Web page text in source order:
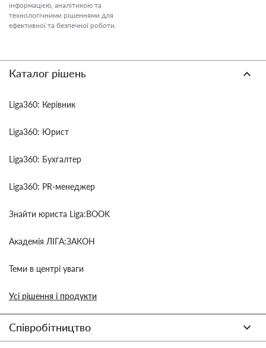
інформацією, аналітикою та
технологічними рішеннями для
ефективної та безпечної роботи.
Каталог рішень
Liga360: Керівник
Liga360: Юрист
Liga360: Бухгалтер
Liga360: PR-менеджер
Знайти юриста Liga:BOOK
Академія ЛІГА:ЗАКОН
Теми в центрі уваги
Усі рішення і продукти
Співробітництво